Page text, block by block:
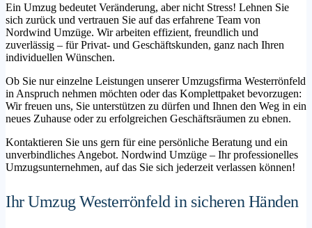
Ein Umzug bedeutet Veränderung, aber nicht Stress! Lehnen Sie
sich zurück und vertrauen Sie auf das erfahrene Team von
Nordwind Umzüge. Wir arbeiten effizient, freundlich und
zuverlässig – für Privat- und Geschäftskunden, ganz nach Ihren
individuellen Wünschen.
Ob Sie nur einzelne Leistungen unserer Umzugsfirma Westerrönfeld
in Anspruch nehmen möchten oder das Komplettpaket bevorzugen:
Wir freuen uns, Sie unterstützen zu dürfen und Ihnen den Weg in ein
neues Zuhause oder zu erfolgreichen Geschäftsräumen zu ebnen.
Kontaktieren Sie uns gern für eine persönliche Beratung und ein
unverbindliches Angebot. Nordwind Umzüge – Ihr professionelles
Umzugsunternehmen, auf das Sie sich jederzeit verlassen können!
Ihr Umzug Westerrönfeld in sicheren Händen